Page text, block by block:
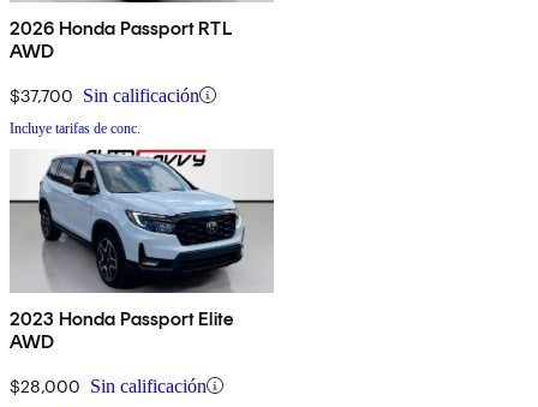
2026 Honda Passport RTL
AWD
$37,700 Sin calificación
Incluye tarifas de conc.
2023 Honda Passport Elite
AWD
$28,000 Sin calificación